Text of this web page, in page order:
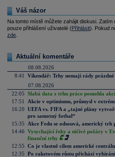
Váš názor
Na tomto místě můžete zahájit diskusi.
pouze přihlášení uživatelé (Přihlásit). Pokud
zde
Aktuální komentáře
08.08.2026
8:41
Víkendář: Trhy nemají rády prázdné
07.08.2026
22:05 Slabá data z trhu práce pomohla
17:51
Akcie v optimismu, průmysl v
16:20 UEFA vs. FIFA a „tajné plány
pro samotný fotbal“
15:35
Akce Fedu se odsouvá, americký
14:46 Vysychající řeky a ničivé požáry v
finanční trhy
12:55 Co je vlastně cílem americké
12:35 Po raketovém růstu přichází